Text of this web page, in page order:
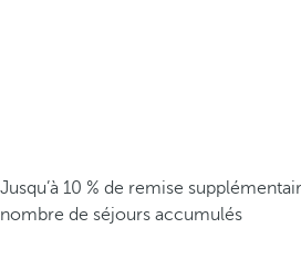
Jusqu’à 10 % de remise
nombre de séjours accumulés